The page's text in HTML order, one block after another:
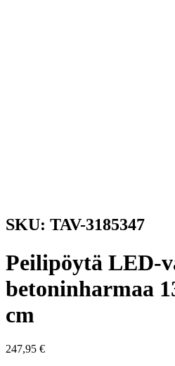
SKU: TAV-3185347
Peilipöytä LED-
betoninharmaa
cm
247,95 €